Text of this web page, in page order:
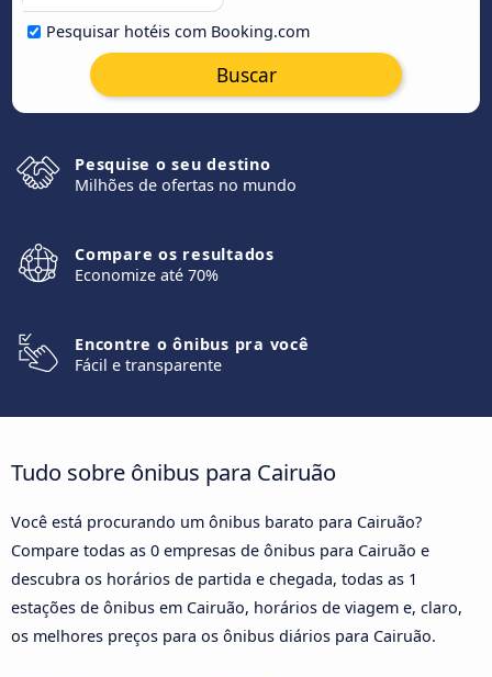
Pesquisar hotéis com Booking.com
Buscar
Pesquise o seu destino
Milhões de ofertas no mundo
Compare os resultados
Economize até 70%
Encontre o ônibus pra você
Fácil e transparente
Tudo sobre ônibus para Cairuão
Você está procurando um ônibus barato para Cairuão?
Compare todas as 0 empresas de ônibus para Cairuão e
descubra os horários de partida e chegada, todas as 1
estações de ônibus em Cairuão, horários de viagem e, claro,
os melhores preços para os ônibus diários para Cairuão.